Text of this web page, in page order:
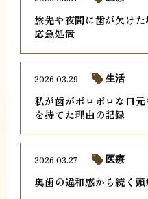
旅先や夜間に歯が欠け
応急処置
私が歯がボロボロな口
を持てた理由の記録
2026.03.29 生活
奥歯の違和感から続く
2026.03.27 医療